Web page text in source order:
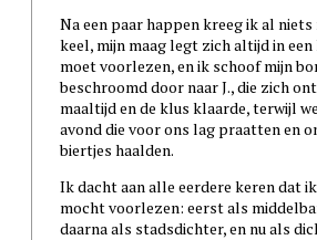
Na een paar happen kreeg ik al
keel, mijn maag legt zich altijd in
moet voorlezen, en ik schoof mijn
beschroomd door naar J., die zich
maaltijd en de klus klaarde, terwijl
avond die voor ons lag praatten en
biertjes haalden.
Ik dacht aan alle eerdere keren dat
mocht voorlezen: eerst als
daarna als stadsdichter, en nu als